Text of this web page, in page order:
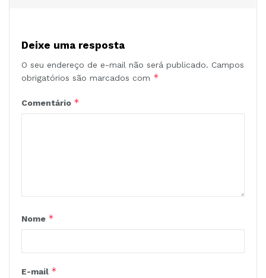
Deixe uma resposta
O seu endereço de e-mail não será publicado. Campos
obrigatórios são marcados com *
Comentário *
Nome *
E-mail *